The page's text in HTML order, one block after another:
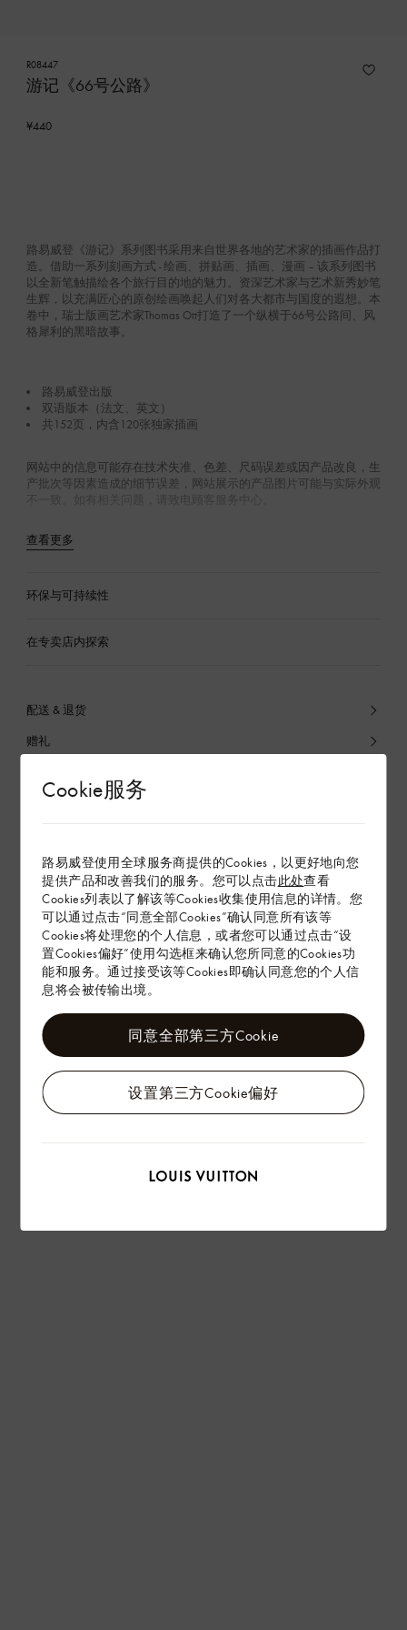
Cookie服务
路易威登使用全球服务商提供的Cookies，以更好地向您
提供产品和改善我们的服务。您可以点击此处查看
Cookies列表以了解该等Cookies收集使用信息的详情。您
可以通过点击“同意全部Cookies”确认同意所有该等
Cookies将处理您的个人信息，或者您可以通过点击“设
置Cookies偏好”使用勾选框来确认您所同意的Cookies功
能和服务。通过接受该等Cookies即确认同意您的个人信
息将会被传输出境。
设置第三方Cookie偏好
同意全部第三方Cookie
R08447
游记《66号公路》
¥440
路易威登《游记》系列图书采用来自世界各地的艺术家的插画作品打
造。借助一系列刻画方式 - 绘画、拼贴画、插画、漫画 – 该系列图书
以全新笔触描绘各个旅行目的地的魅力。资深艺术家与艺术新秀妙笔
生辉，以充满匠心的原创绘画唤起人们对各大都市与国度的遐想。本
卷中，瑞士版画艺术家Thomas Ott打造了一个纵横于66号公路间、风
格犀利的黑暗故事。
路易威登出版
双语版本（法文、英文）
共152页，内含120张独家插画
网站中的信息可能存在技术失准、色差、尺码误差或因产品改良，生
产批次等因素造成的细节误差，网站展示的产品图片可能与实际外观
不一致。如有相关问题，请致电顾客服务中心。
查看更多
环保与可持续性
在专卖店内探索
配送 & 退货
赠礼